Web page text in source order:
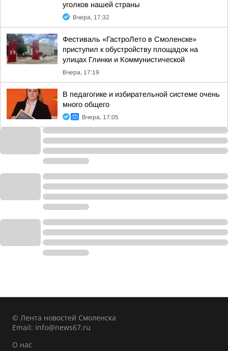
уголков нашей страны
Вчера, 17:32
Фестиваль «ГастроЛето в Смоленске»
приступил к обустройству площадок на
улицах Глинки и Коммунистической
Вчера, 17:19
В педагогике и избирательной системе очень
много общего
Вчера, 17:05
© Лента новостей Смоленска
Email: info@news67.ru
О нас